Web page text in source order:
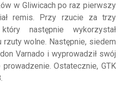
w Gliwicach po raz pierwszy
remis. Przy rzucie za trzy
następnie wykorzystał
wolne. Następnie, siedem
Varnado i wyprowadził swój
Ostatecznie, GTK